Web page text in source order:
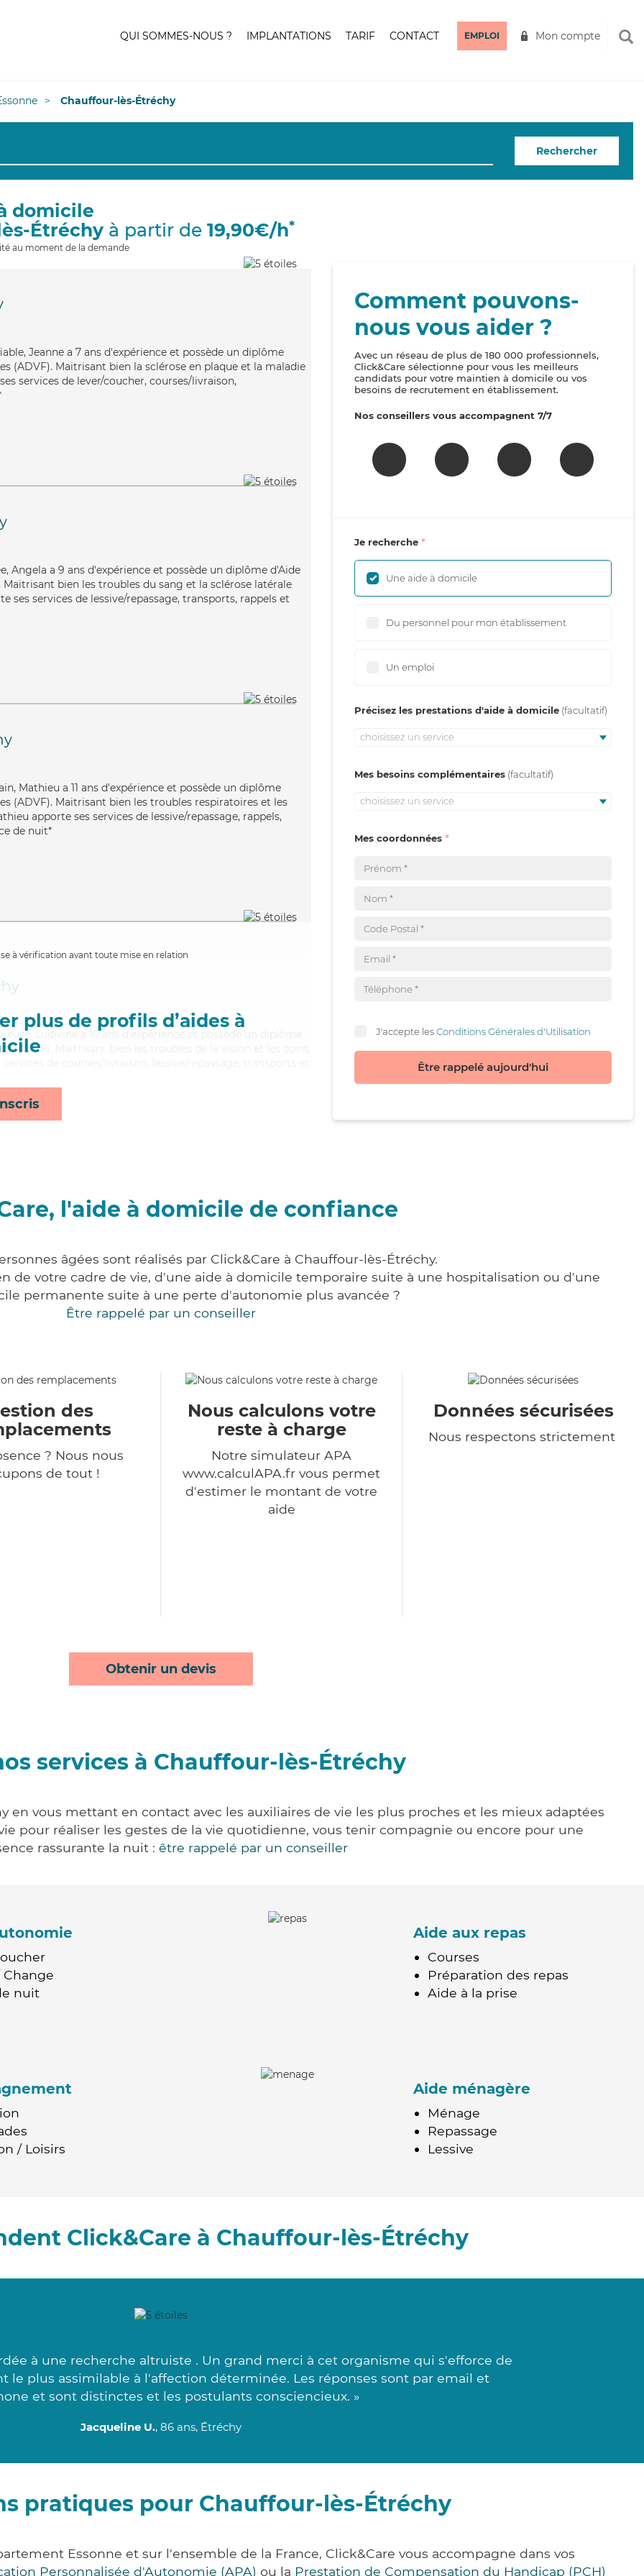
QUI SOMMES-NOUS ? IMPLANTATIONS TARIF CONTACT EMPLOI Mon compte
Chauffour-lès-Étréchy
Rechercher
domicile
Étréchyà partir de 19,90€/h*
au moment de la demande
Jeanne a 7 ans d'expérience et possède un diplôme
(ADVF). Maitrisant bien la sclérose en plaque et la maladie
services de lever/coucher, courses/livraison,
Angela a 9 ans d'expérience et possède un diplôme d'Aide
bien les troubles du sang et la sclérose latérale
ses services de lessive/repassage, transports, rappels et
Mathieu a 11 ans d'expérience et possède un diplôme
(ADVF). Maitrisant bien les troubles respiratoires et les
apporte ses services de lessive/repassage, rappels,
de nuit*
à vérification avant toute mise en relation
plus de profils d’aides à
Ludivine a 10 ans d'expérience et possède un diplôme
(ADVF). Maitrisant bien les troubles de la vision et les soins
Comment pouvons-
nous vous aider ?
Avec un réseau de plus de 180 000 professionnels,
Click&Care sélectionne pour vous les meilleurs
candidats pour votre maintien à domicile ou vos
besoins de recrutement en établissement.
Nos conseillers vous accompagnent 7/7
Je recherche
Une aide à domicile
Du personnel pour mon établissement
Un emploi
Précisez les prestations d'aide à domicile
choisissez un service
Mes besoins complémentaires
choisissez un service
Mes coordonnées
J'accepte lesConditions Générales d'Utilisation
Être rappelé aujourd'hui
l'aide à domicile de confiance
âgées sont réalisés par Click&Care à Chauffour-lès-Étréchy.
de votre cadre de vie, d'une aide à domicile temporaire suite à une hospitalisation ou d'une
permanente suite à une perte d'autonomie plus avancée ?
Être rappelé par un conseiller
des
? Nous nous
de tout !
Nous calculons votre
reste à charge
Notre simulateur APA
www.calculAPA.fr vous permet
d'estimer le montant de votre
aide
Données sécurisées
Nous respectons strictement
Obtenir un devis
services à Chauffour-lès-Étréchy
en vous mettant en contact avec les auxiliaires de vie les plus proches et les mieux adaptées
pour réaliser les gestes de la vie quotidienne, vous tenir compagnie ou encore pour une
rassurante la nuit : être rappelé par un conseiller
nuit
Aide aux repas
Courses
Préparation des repas
Aide à la prise
/ Loisirs
Aide ménagère
Ménage
Repassage
Lessive
Click&Care à Chauffour-lès-Étréchy
à une recherche altruiste . Un grand merci à cet organisme qui s'efforce de
le plus assimilable à l'affection déterminée. Les réponses sont par email et
et sont distinctes et les postulants consciencieux. »
Jacqueline U., 86 ans, Étréchy
pratiques pour Chauffour-lès-Étréchy
Essonne et sur l'ensemble de la France, Click&Care vous accompagne dans vos
Personnalisée d'Autonomie (APA) ou la Prestation de Compensation du Handicap (PCH)